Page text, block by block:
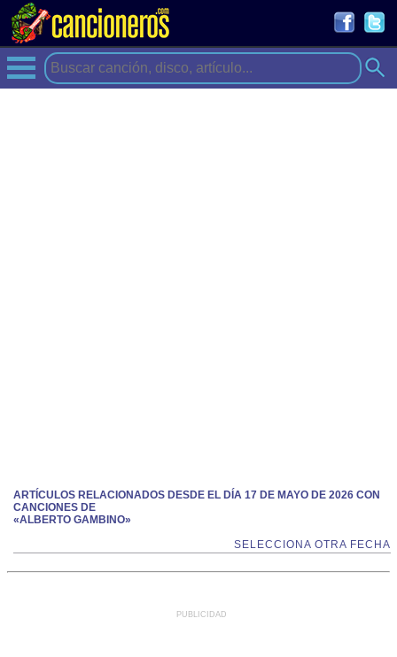
ARTÍCULOS RELACIONADOS DESDE EL DÍA 17 DE MAYO DE 2026 CON
CANCIONES DE
«ALBERTO GAMBINO»
SELECCIONA OTRA FECHA
PUBLICIDAD